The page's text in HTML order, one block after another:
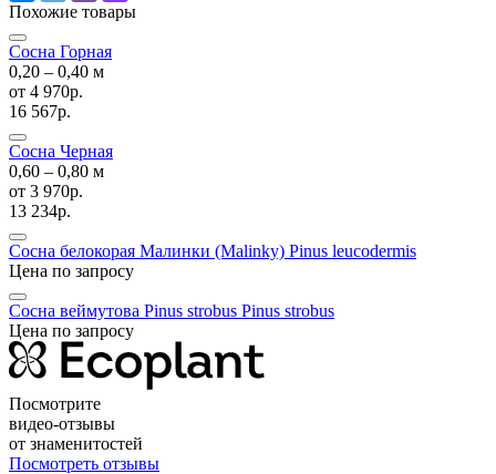
Похожие товары
Сосна Горная
0,20 ‒ 0,40 м
от 4 970р.
16 567р.
Сосна Черная
0,60 ‒ 0,80 м
от 3 970р.
13 234р.
Сосна белокорая Малинки (Malinky) Pinus leucodermis
Цена по запросу
Сосна веймутова Pinus strobus Pinus strobus
Цена по запросу
Посмотрите
видео-отзывы
от знаменитостей
Посмотреть отзывы